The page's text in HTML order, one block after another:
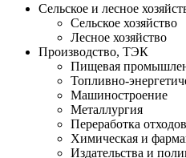
Сельское и лесное
Сельское хозяйство
Лесное хозяйство
Производство, ТЭК
Пищевая
Топливно-
Машиностроение
Металлургия
Переработка
Химическая и
Издательства и